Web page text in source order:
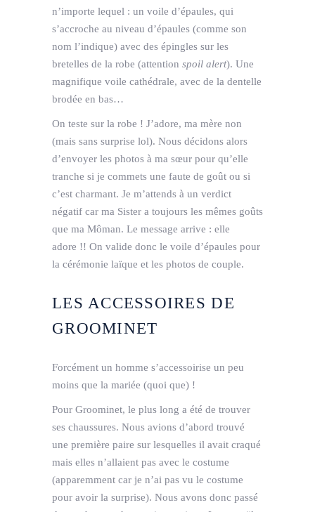
n’importe lequel : un voile d’épaules, qui
s’accroche au niveau d’épaules (comme son
nom l’indique) avec des épingles sur les
bretelles de la robe (attention spoil alert). Une
magnifique voile cathédrale, avec de la dentelle
brodée en bas…
On teste sur la robe ! J’adore, ma mère non
(mais sans surprise lol). Nous décidons alors
d’envoyer les photos à ma sœur pour qu’elle
tranche si je commets une faute de goût ou si
c’est charmant. Je m’attends à un verdict
négatif car ma Sister a toujours les mêmes goûts
que ma Môman. Le message arrive : elle
adore !! On valide donc le voile d’épaules pour
la cérémonie laïque et les photos de couple.
LES ACCESSOIRES DE
GROOMINET
Forcément un homme s’accessoirise un peu
moins que la mariée (quoi que) !
Pour Groominet, le plus long a été de trouver
ses chaussures. Nous avions d’abord trouvé
une première paire sur lesquelles il avait craqué
mais elles n’allaient pas avec le costume
(apparemment car je n’ai pas vu le costume
pour avoir la surprise). Nous avons donc passé